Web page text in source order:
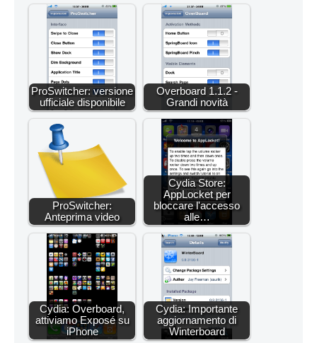
ProSwitcher: versione
ufficiale disponibile
Overboard 1.1.2 -
Grandi novità
ProSwitcher:
Anteprima video
Cydia Store:
AppLocket per
bloccare l'accesso
alle…
Cydia: Overboard,
attiviamo Exposé su
iPhone
Cydia: Importante
aggiornamento di
Winterboard